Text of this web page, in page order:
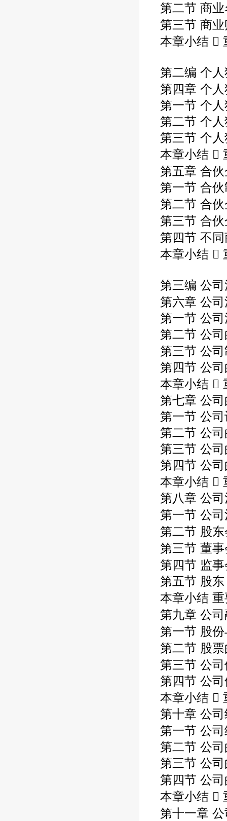
第二节 商
第三节 商
本章小结 
第二编 个
第四章 个
第一节 个
第二节 个
第三节 个
本章小结 
第五章 合
第一节 合
第二节 合
第三节 合
第四节 不
本章小结 
第三编 公
第六章 公
第一节 公
第二节 公
第三节 公
第四节 公
本章小结 
第七章 公
第一节 公
第二节 公
第三节 公
第四节 公
本章小结 
第八章 公
第一节 公
第二节 股
第三节 董
第四节 监
第五节 股东
本章小结
第九章 公
第一节 股
第二节 股
第三节 公
第四节 公
本章小结 
第十章 公
第一节 公
第二节 公
第三节 公
第四节 公
本章小结 
第十一章